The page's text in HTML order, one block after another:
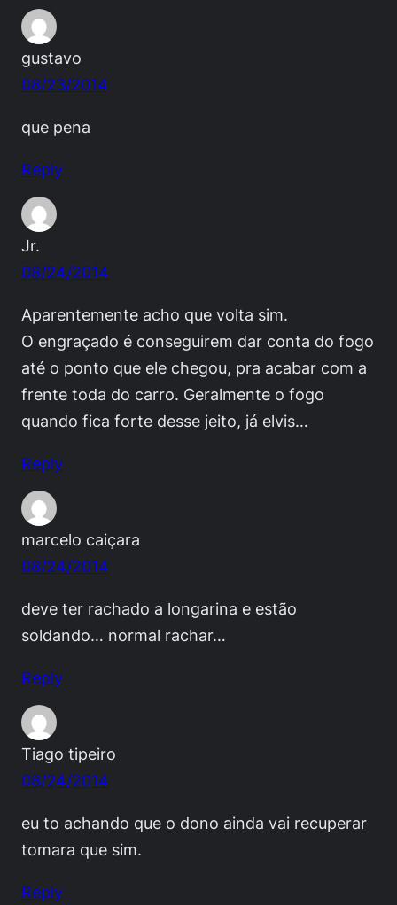
gustavo
08/23/2014
que pena
Reply
Jr.
08/24/2014
Aparentemente acho que volta sim.
O engraçado é conseguirem dar conta do fogo
até o ponto que ele chegou, pra acabar com a
frente toda do carro. Geralmente o fogo
quando fica forte desse jeito, já elvis…
Reply
marcelo caiçara
08/24/2014
deve ter rachado a longarina e estão
soldando… normal rachar…
Reply
Tiago tipeiro
08/24/2014
eu to achando que o dono ainda vai recuperar
tomara que sim.
Reply